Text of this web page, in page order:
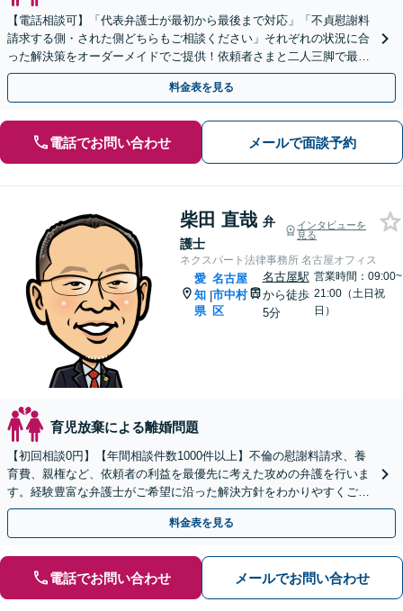
【電話相談可】「代表弁護士が最初から最後まで対応」「不貞慰謝料
請求する側・された側どちらもご相談ください」それぞれの状況に合
った解決策をオーダーメイドでご提供！依頼者さまと二人三脚で最適
なゴールを目指す【休日・夜間相談可】
料金表を見る
電話でお問い合わせ メールで面談予約
柴田 直哉 弁
護士
インタビューを
見る
ネクスパート法律事務所 名古屋オフィス
愛
知
県
|
名古屋
市中村
区
名古屋駅
から徒歩
5分
営業時間：09:00~
21:00（土日祝
日）
育児放棄による離婚問題
【初回相談0円】【年間相談件数1000件以上】不倫の慰謝料請求、養
育費、親権など、依頼者の利益を最優先に考えた攻めの弁護を行いま
す。経験豊富な弁護士がご希望に沿った解決方針をわかりやすくご提
案します。お気軽にお問合せ下さい。
料金表を見る
電話でお問い合わせ メールでお問い合わせ